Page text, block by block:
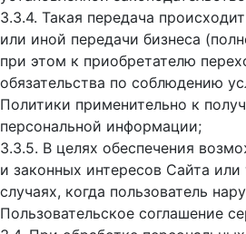
3.3.4. Такая передача
или иной передачи бизнеса
при этом к приобретателю
обязательства по соблюдению
Политики применительно к
персональной информации;
3.3.5. В целях обеспечения
и законных интересов Сайта
случаях, когда пользователь
Пользовательское соглашение